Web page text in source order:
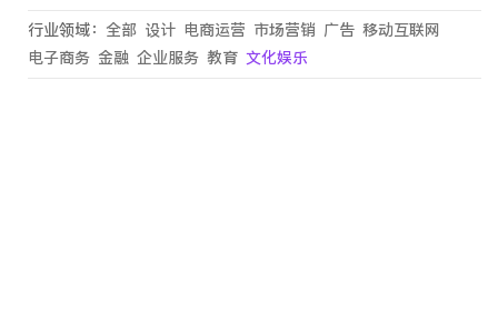
行业领域： 全部 设计 电商运营 市场营销 广告 移动互联网
电子商务 金融 企业服务 教育 文化娱乐